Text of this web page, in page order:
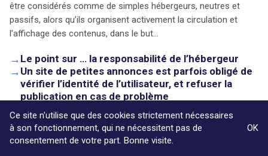
être considérés comme de simples hébergeurs, neutres et
passifs, alors qu’ils organisent activement la circulation et
l’affichage des contenus, dans le but…
→ Le point sur … la responsabilité de l’hébergeur
→ Un site de petites annonces est parfois obligé de
vérifier l’identité de l’utilisateur, et refuser la
publication en cas de problème
Ce site n'utilise que des cookies strictement nécessaires
à son fonctionnement, qui ne nécessitent pas de
consentement de votre part. Bonne visite.
OK